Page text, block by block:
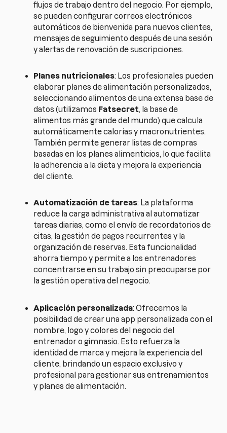
flujos de trabajo dentro del negocio. Por ejemplo,
se pueden configurar correos electrónicos
automáticos de bienvenida para nuevos clientes,
mensajes de seguimiento después de una sesión
y alertas de renovación de suscripciones.
Planes nutricionales: Los profesionales pueden
elaborar planes de alimentación personalizados,
seleccionando alimentos de una extensa base de
datos (utilizamos Fatsecret, la base de
alimentos más grande del mundo) que calcula
automáticamente calorías y macronutrientes.
También permite generar listas de compras
basadas en los planes alimenticios, lo que facilita
la adherencia a la dieta y mejora la experiencia
del cliente.
Automatización de tareas: La plataforma
reduce la carga administrativa al automatizar
tareas diarias, como el envío de recordatorios de
citas, la gestión de pagos recurrentes y la
organización de reservas. Esta funcionalidad
ahorra tiempo y permite a los entrenadores
concentrarse en su trabajo sin preocuparse por
la gestión operativa del negocio.
Aplicación personalizada: Ofrecemos la
posibilidad de crear una app personalizada con el
nombre, logo y colores del negocio del
entrenador o gimnasio. Esto refuerza la
identidad de marca y mejora la experiencia del
cliente, brindando un espacio exclusivo y
profesional para gestionar sus entrenamientos
y planes de alimentación.